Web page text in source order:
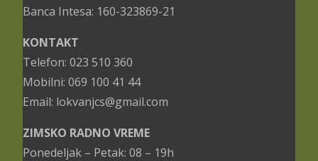
Banca Intesa: 160-323869-21
KONTAKT
Telefon: 023 510 360
Mobilni: 069 100 41 44
Email: lokvanjcs@gmail.com
ZIMSKO RADNO VREME
Ponedeljak – Petak: 08 – 19h